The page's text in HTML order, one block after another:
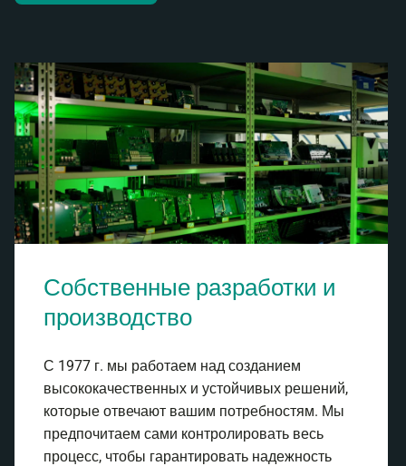
Собственные разработки и
производство
С 1977 г. мы работаем над созданием
высококачественных и устойчивых решений,
которые отвечают вашим потребностям. Мы
предпочитаем сами контролировать весь
процесс, чтобы гарантировать надежность